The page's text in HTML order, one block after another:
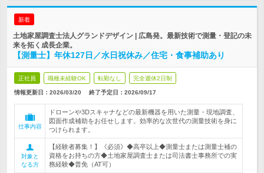
新着
土地家屋調査士法人グランドデザイン | 広島発。最新技術で測量・登記の未
来を拓く成長企業。
【測量士】年休127日／水日祝休み／住宅・食事補助あり
正社員 職種未経験OK 転勤なし 完全週休2日制
情報更新日：2026/03/20 終了予定日： 2026/09/17
仕事内容
ドローンや3Dスキャナなどの最新機器を用いた測量・現地調査、
図面作成補助をお任せします。効率的な次世代の測量技術を身に
つけられます。
対象と
なる方
【経験者募集！】《必須》◆高卒以上◆測量士または測量士補の
資格をお持ちの方◆土地家屋調査士または司法書士事務所での実
務経験◆普免（AT可）